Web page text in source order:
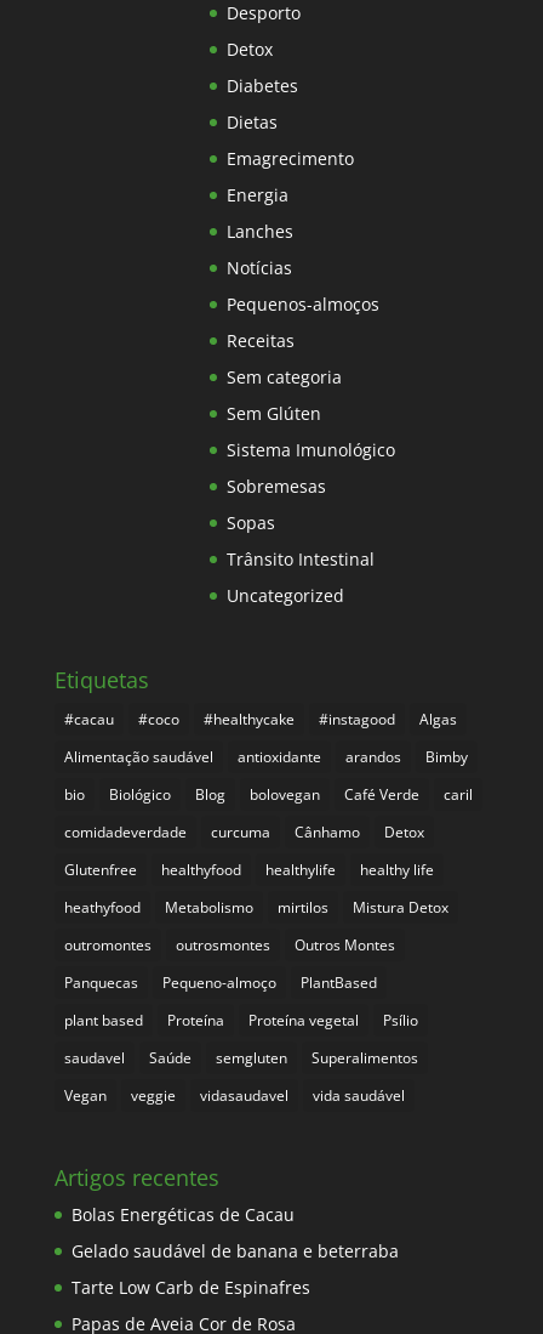
Desporto
Detox
Diabetes
Dietas
Emagrecimento
Energia
Lanches
Notícias
Pequenos-almoços
Receitas
Sem categoria
Sem Glúten
Sistema Imunológico
Sobremesas
Sopas
Trânsito Intestinal
Uncategorized
Etiquetas
#cacau #coco #healthycake #instagood
Algas
Alimentação saudável
antioxidante arandos
Bimby
bio
Biológico Blog bolovegan Café Verde
caril
comidadeverdade
curcuma Cânhamo
Detox
Glutenfree
healthyfood healthylife
healthy life
heathyfood
Metabolismo mirtilos
Mistura Detox
outromontes
outrosmontes
Outros Montes
Panquecas
Pequeno-almoço
PlantBased
plant based
Proteína Proteína vegetal
Psílio
saudavel
Saúde semgluten
Superalimentos
Vegan
veggie vidasaudavel vida saudável
Artigos recentes
Bolas Energéticas de Cacau
Gelado saudável de banana e beterraba
Tarte Low Carb de Espinafres
Papas de Aveia Cor de Rosa